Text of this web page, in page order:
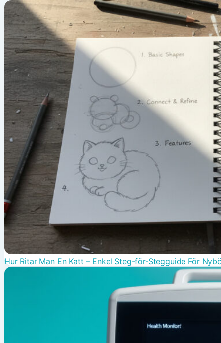
Hur Ritar Man En Katt – Enkel Steg-för-Stegguide För